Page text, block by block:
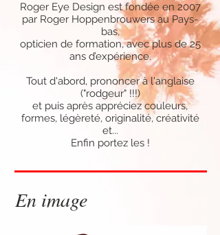
Roger Eye Design est fondée en 2007
par Roger Hoppenbrouwers au Pays-
bas,
opticien de formation, avec plus de 25
ans d’expérience.
Tout d'abord, prononcer à l'anglaise
("rodgeur" !!!)
et puis après appréciez couleurs,
formes, légèreté, originalité, créativité
et...
Enfin portez les !
En image